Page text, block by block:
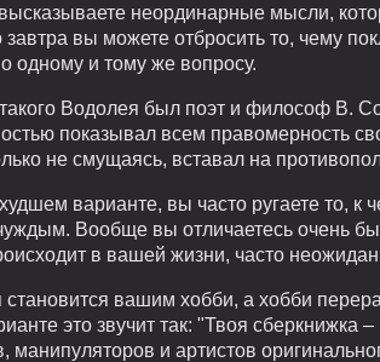
неординарные мысли,
завтра вы можете отбросить то, чему
одному и тому же вопросу.
Водолея был поэт и философ В.
показывал всем правомерность
не смущаясь, вставал на
варианте, вы часто ругаете то,
Вообще вы отличаетесь очень
в вашей жизни, часто
вашим хобби, а хобби
это звучит так: "Твоя
манипуляторов и артистов